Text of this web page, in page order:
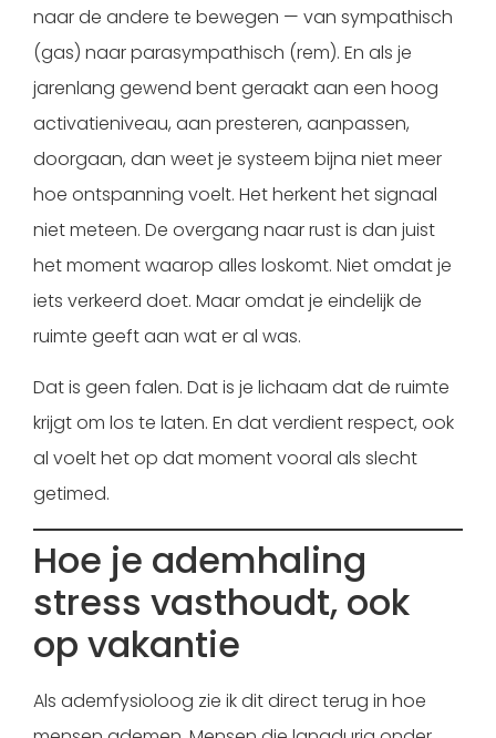
naar de andere te bewegen — van sympathisch
(gas) naar parasympathisch (rem). En als je
jarenlang gewend bent geraakt aan een hoog
activatieniveau, aan presteren, aanpassen,
doorgaan, dan weet je systeem bijna niet meer
hoe ontspanning voelt. Het herkent het signaal
niet meteen. De overgang naar rust is dan juist
het moment waarop alles loskomt. Niet omdat je
iets verkeerd doet. Maar omdat je eindelijk de
ruimte geeft aan wat er al was.
Dat is geen falen. Dat is je lichaam dat de ruimte
krijgt om los te laten. En dat verdient respect, ook
al voelt het op dat moment vooral als slecht
getimed.
Hoe je ademhaling
stress vasthoudt, ook
op vakantie
Als ademfysioloog zie ik dit direct terug in hoe